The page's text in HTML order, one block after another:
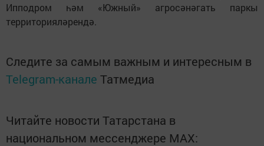
Ипподром һәм «Южный» агросәнәгать паркы
территорияләрендә.
Следите за самым важным и интересным в
Telegram-канале Татмедиа
Читайте новости Татарстана в
национальном мессенджере MАХ: